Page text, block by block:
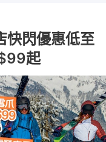
閃優惠低至
起